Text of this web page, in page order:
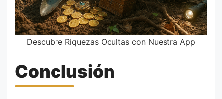
Descubre Riquezas Ocultas con Nuestra App
Conclusión